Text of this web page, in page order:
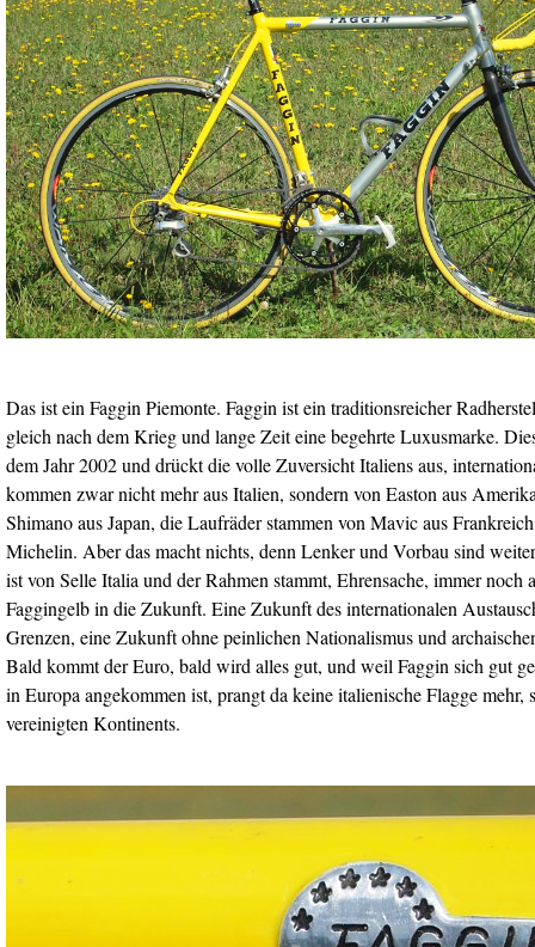
Das ist ein Faggin Piemonte. Faggin ist ein traditionsreicher
gleich nach dem Krieg und lange Zeit eine begehrte Luxusmarke.
dem Jahr 2002 und drückt die volle Zuversicht Italiens aus,
kommen zwar nicht mehr aus Italien, sondern von Easton aus
Shimano aus Japan, die Laufräder stammen von Mavic aus
Michelin. Aber das macht nichts, denn Lenker und Vorbau sind
ist von Selle Italia und der Rahmen stammt, Ehrensache, immer noch
Faggingelb in die Zukunft. Eine Zukunft des internationalen
Grenzen, eine Zukunft ohne peinlichen Nationalismus und
Bald kommt der Euro, bald wird alles gut, und weil Faggin sich gut
in Europa angekommen ist, prangt da keine italienische Flagge mehr,
vereinigten Kontinents.